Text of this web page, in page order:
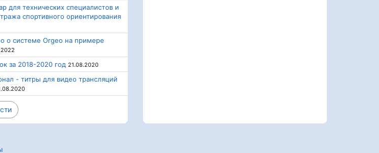
для технических специалистов и
спортивного ориентирования
о системе Orgeo на примере
за 2018-2020 год 21.08.2020
- титры для видео трансляций